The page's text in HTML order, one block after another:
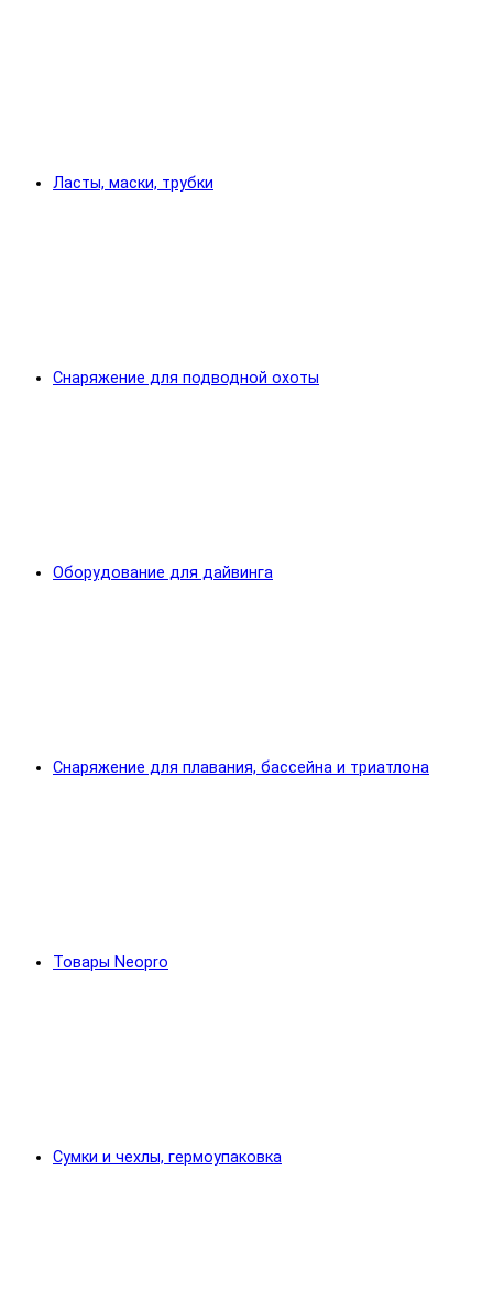
Ласты, маски, трубки
Снаряжение для подводной охоты
Оборудование для дайвинга
Снаряжение для плавания, бассейна и триатлона
Товары Neopro
Сумки и чехлы, гермоупаковка